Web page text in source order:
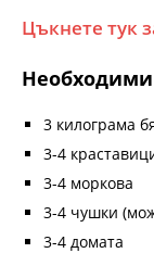
Цъкнете тук
3 килограма
3-4
3-4 моркова
3-4 чушки
3-4 домата